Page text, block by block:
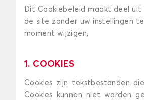
Dit Cookiebeleid maakt deel
de site zonder uw instellingen
moment wijzigen,
1. COOKIES
Cookies zijn tekstbestanden
Cookies kunnen niet worden